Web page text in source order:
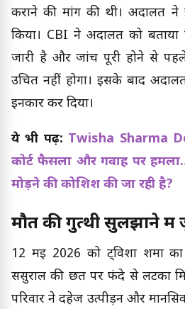
कराने की मांग की थी। अदालत ने
किया। CBI ने अदालत को
जारी है और जांच पूरी होने से पहले
उचित नहीं होगा। इसके बाद
इनकार कर दिया।
ये भी पढ़ें: Twisha Sharma
कोर्ट फैसला और गवाह पर
मोड़ने की कोशिश की जा रही है?
मौत की गुत्थी सुलझाने में
12 मई 2026 को ट्विशा शर्मा
ससुराल की छत पर फंदे से लटका
परिवार ने दहेज उत्पीड़न और